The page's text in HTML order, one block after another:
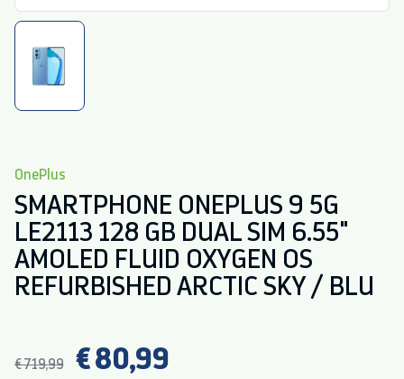
OnePlus
SMARTPHONE ONEPLUS 9 5G
LE2113 128 GB DUAL SIM 6.55"
AMOLED FLUID OXYGEN OS
REFURBISHED ARCTIC SKY / BLU
€ 719,99 € 80,99